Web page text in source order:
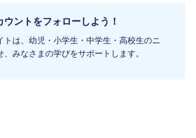
ウントをフォローしよう！
トは、幼児・小学生・中学生・高校生のニ
、みなさまの学びをサポートします。